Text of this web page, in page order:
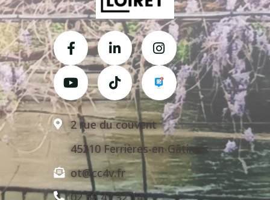
2 rue du couvent
45210 Ferrières-en-Gâtinais
ot@cc4v.fr
02 58 47 32 14